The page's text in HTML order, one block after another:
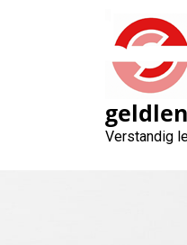
Verstandig